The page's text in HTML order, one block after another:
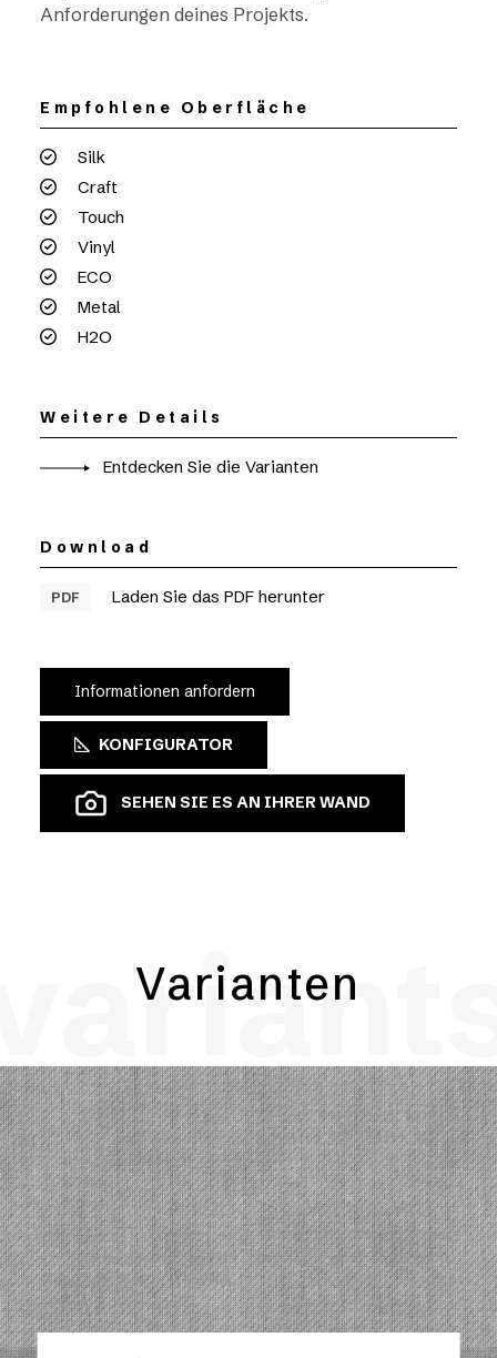
Anforderungen deines Projekts.
Empfohlene Oberfläche
Silk
Craft
Touch
Vinyl
ECO
Metal
H2O
Weitere Details
Entdecken Sie die Varianten
Download
PDF Laden Sie das PDF herunter
Informationen anfordern
KONFIGURATOR
SEHEN SIE ES AN IHRER WAND
Varianten